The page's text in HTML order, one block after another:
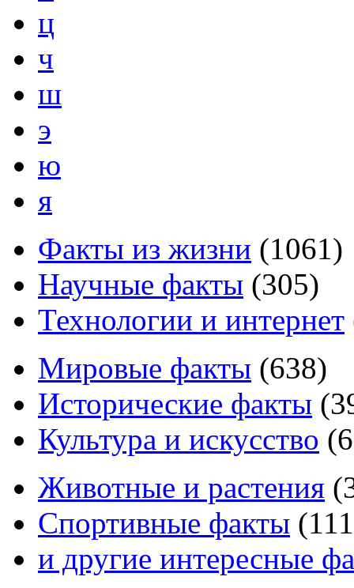
ц
ч
ш
э
ю
я
Факты из жизни (1061)
Научные факты (305)
Технологии и интернет
Мировые факты (638)
Исторические факты (
Культура и искусство (
Животные и растения (
Спортивные факты (111
и другие интересные